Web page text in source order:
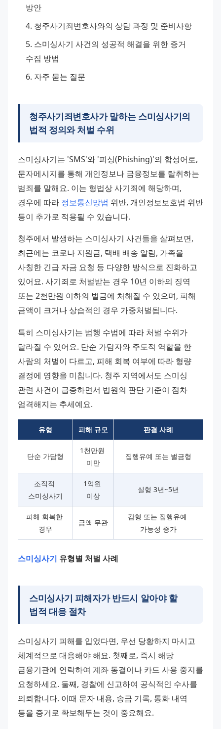
방안
청주사기죄변호사와의 상담 과정 및 준비사항
스미싱사기 사건의 성공적 해결을 위한 증거
수집 방법
자주 묻는 질문
청주사기죄변호사가 말하는 스미싱사기의
법적 정의와 처벌 수위
스미싱사기는 'SMS'와 '피싱(Phishing)'의 합성어로,
문자메시지를 통해 개인정보나 금융정보를 탈취하는
범죄를 말해요. 이는 형법상 사기죄에 해당하며,
경우에 따라 정보통신망법 위반, 개인정보보호법 위반
등이 추가로 적용될 수 있습니다.
청주에서 발생하는 스미싱사기 사건들을 살펴보면,
최근에는 코로나 지원금, 택배 배송 알림, 가족을
사칭한 긴급 자금 요청 등 다양한 방식으로 진화하고
있어요. 사기죄로 처벌받는 경우 10년 이하의 징역
또는 2천만원 이하의 벌금에 처해질 수 있으며, 피해
금액이 크거나 상습적인 경우 가중처벌됩니다.
특히 스미싱사기는 범행 수법에 따라 처벌 수위가
달라질 수 있어요. 단순 가담자와 주도적 역할을 한
사람의 처벌이 다르고, 피해 회복 여부에 따라 형량
결정에 영향을 미칩니다. 청주 지역에서도 스미싱
관련 사건이 급증하면서 법원의 판단 기준이 점차
엄격해지는 추세예요.
유형 피해 규모 판결 사례
단순 가담형
1천만원
미만
집행유예 또는 벌금형
조직적
스미싱사기
1억원
이상
실형 3년~5년
피해 회복한
경우
금액 무관
감형 또는 집행유예
가능성 증가
스미싱사기 유형별 처벌 사례
스미싱사기 피해자가 반드시 알아야 할
법적 대응 절차
스미싱사기 피해를 입었다면, 우선 당황하지 마시고
체계적으로 대응해야 해요. 첫째로, 즉시 해당
금융기관에 연락하여 계좌 동결이나 카드 사용 중지를
요청하세요. 둘째, 경찰에 신고하여 공식적인 수사를
의뢰합니다. 이때 문자 내용, 송금 기록, 통화 내역
등을 증거로 확보해두는 것이 중요해요.